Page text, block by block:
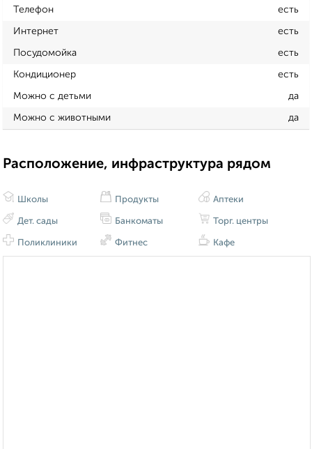
Телефон есть
Интернет есть
Посудомойка есть
Кондиционер есть
Можно с детьми да
Можно с животными да
Расположение, инфраструктура рядом
Школы
Дет. сады
Поликлиники
Продукты
Банкоматы
Фитнес
Аптеки
Торг. центры
Кафе